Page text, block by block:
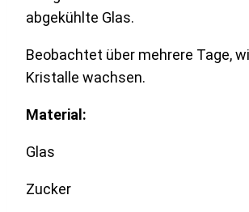
abgekühlte Glas.
Beobachtet über mehrere Tage,
Kristalle wachsen.
Material:
Glas
Zucker